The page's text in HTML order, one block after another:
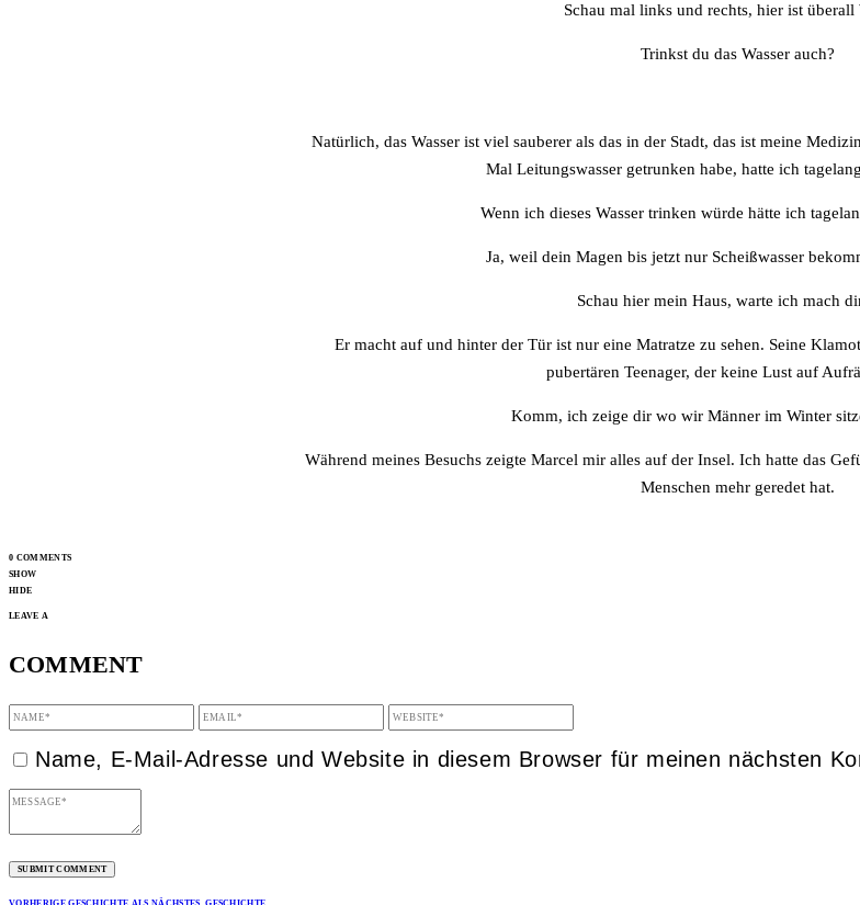
Schau mal links und rechts, hier ist überall
Trinkst du das Wasser auch?
Natürlich, das Wasser ist viel sauberer als das in der Stadt, das ist meine
Mal Leitungswasser getrunken habe, hatte ich
Wenn ich dieses Wasser trinken würde hätte ich
Ja, weil dein Magen bis jetzt nur Scheißwasser
Schau hier mein Haus, warte ich mach
Er macht auf und hinter der Tür ist nur eine Matratze zu sehen. Seine
pubertären Teenager, der keine Lust auf
Komm, ich zeige dir wo wir Männer im Winter
Während meines Besuchs zeigte Marcel mir alles auf der Insel. Ich hatte das
Menschen mehr geredet hat.
0 COMMENTS
SHOW
HIDE
LEAVE A
COMMENT
Name, E-Mail-Adresse und Website in diesem Browser für meinen nächsten